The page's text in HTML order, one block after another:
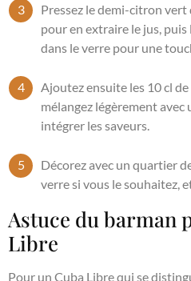
Pressez le demi-citron
pour en extraire le jus,
dans le verre pour une
Ajoutez ensuite les 10 cl
mélangez légèrement
intégrer les saveurs.
Décorez avec un quartier
verre si vous le souhaitez,
Astuce du barman
Libre
Pour un Cuba Libre qui se